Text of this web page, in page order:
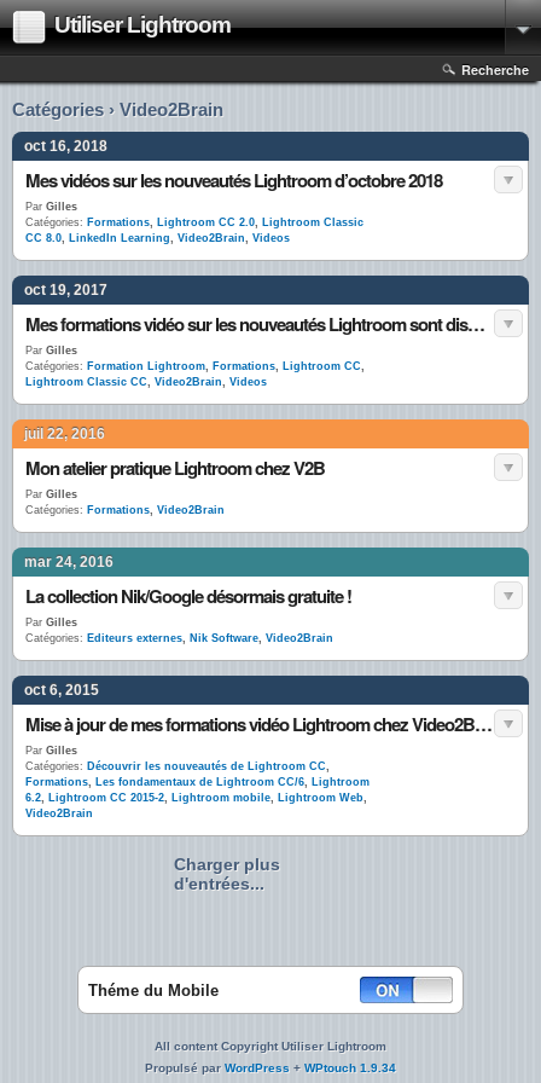
Utiliser Lightroom
Recherche
Catégories › Video2Brain
oct 16, 2018
Mes vidéos sur les nouveautés Lightroom d’octobre 2018
Par Gilles
Catégories: Formations, Lightroom CC 2.0, Lightroom Classic
CC 8.0, LinkedIn Learning, Video2Brain, Videos
oct 19, 2017
Mes formations vidéo sur les nouveautés Lightroom sont disponibles !
Par Gilles
Catégories: Formation Lightroom, Formations, Lightroom CC,
Lightroom Classic CC, Video2Brain, Videos
juil 22, 2016
Mon atelier pratique Lightroom chez V2B
Par Gilles
Catégories: Formations, Video2Brain
mar 24, 2016
La collection Nik/Google désormais gratuite !
Par Gilles
Catégories: Editeurs externes, Nik Software, Video2Brain
oct 6, 2015
Mise à jour de mes formations vidéo Lightroom chez Video2Brain
Par Gilles
Catégories: Découvrir les nouveautés de Lightroom CC,
Formations, Les fondamentaux de Lightroom CC/6, Lightroom
6.2, Lightroom CC 2015-2, Lightroom mobile, Lightroom Web,
Video2Brain
Charger plus
d'entrées...
Théme du Mobile
All content Copyright Utiliser Lightroom
Propulsé parWordPress + WPtouch 1.9.34